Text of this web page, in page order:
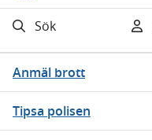
Sök
Anmäl brott
Tipsa polisen